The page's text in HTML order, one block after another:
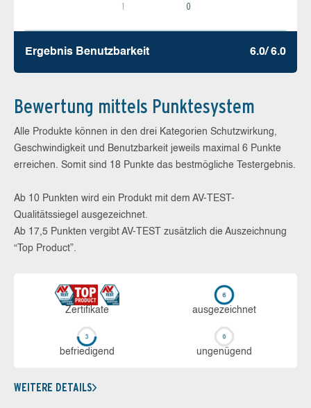
1 0
Ergebnis Benutz­barkeit 6.0/ 6.0
Bewertung mittels Punktesystem
Alle Produkte können in den drei Kategorien Schutzwirkung,
Geschwindigkeit und Benutzbarkeit jeweils maximal 6 Punkte
erreichen. Somit sind 18 Punkte das bestmögliche Testergebnis.
Ab 10 Punkten wird ein Produkt mit dem AV-TEST-
Qualitätssiegel ausgezeichnet.
Ab 17,5 Punkten vergibt AV-TEST zusätzlich die Auszeichnung
“Top Product”.
Zerti­fikate aus­ge­zeich­net
be­frie­di­gend un­ge­nü­gend
WEITERE DETAILS